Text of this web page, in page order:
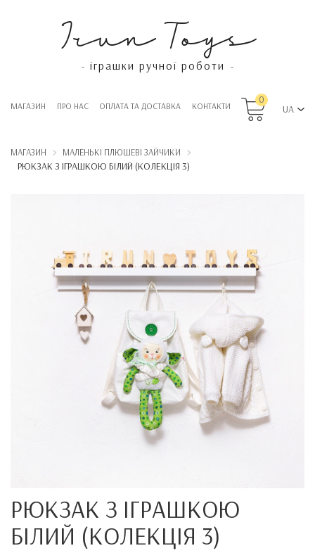
Irun Toys
- іграшки ручної роботи -
МАГАЗИН ПРО НАС OПЛАТА ТА ДОСТАВКА КОНТАКТИ
0
UA
МАГАЗИН МАЛЕНЬКІ ПЛЮШЕВІ ЗАЙЧИКИ
РЮКЗАК З ІГРАШКОЮ БІЛИЙ (КОЛЕКЦІЯ 3)
РЮКЗАК З ІГРАШКОЮ
БІЛИЙ (КОЛЕКЦІЯ 3)